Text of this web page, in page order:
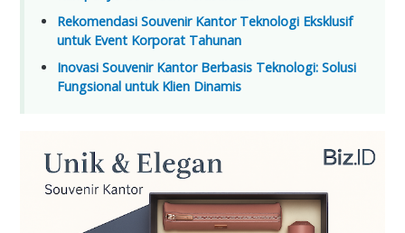
Rekomendasi Souvenir Kantor Teknologi Eksklusif
untuk Event Korporat Tahunan
Inovasi Souvenir Kantor Berbasis Teknologi: Solusi
Fungsional untuk Klien Dinamis